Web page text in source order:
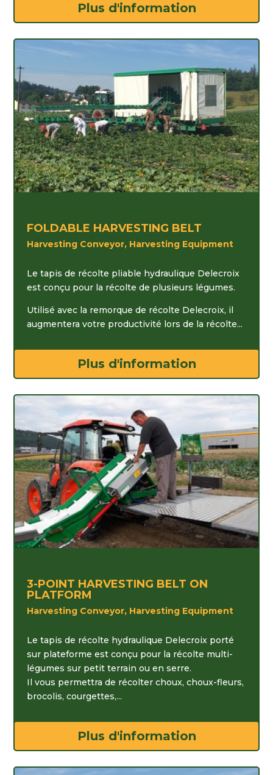
Plus d'information
FOLDABLE HARVESTING BELT
Harvesting Conveyor, Harvesting Equipment
Le tapis de récolte pliable hydraulique Delecroix
est conçu pour la récolte de plusieurs légumes.
Utilisé avec la remorque de récolte Delecroix, il
augmentera votre productivité lors de la récolte...
Plus d'information
3-POINT HARVESTING BELT ON
PLATFORM
Harvesting Conveyor, Harvesting Equipment
Le tapis de récolte hydraulique Delecroix porté
sur plateforme est conçu pour la récolte multi-
légumes sur petit terrain ou en serre.
Il vous permettra de récolter choux, choux-fleurs,
brocolis, courgettes,...
Plus d'information